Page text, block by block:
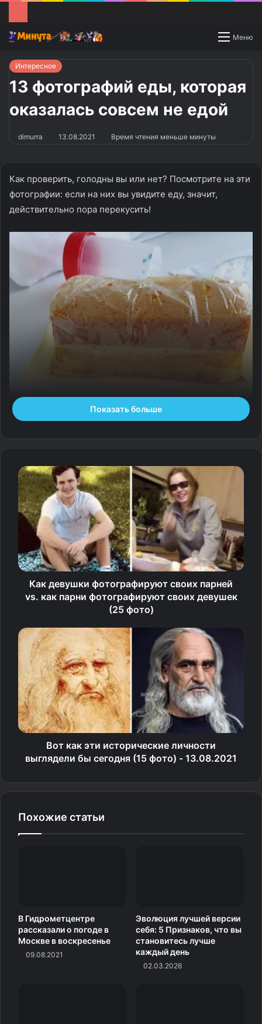
Меню
Switch
Интересное
13 фотографий еды, которая
оказалась совсем не едой
dimurra 13.08.2021 Время чтения меньше минуты
Как проверить, голодны вы или нет? Посмотрите на эти
фотографии: если на них вы увидите еду, значит,
действительно пора перекусить!
1. «Медсестра оставила это на моей кровати. Оказалось,
это губка, чтобы помыться в душе перед операцией»
Показать больше
Как девушки фотографируют своих парней
vs. как парни фотографируют своих девушек
(25 фото)
Вот как эти исторические личности
выглядели бы сегодня (15 фото) - 13.08.2021
Похожие статьи
В Гидрометцентре
рассказали о погоде в
Москве в воскресенье
09.08.2021
Эволюция лучшей версии
себя: 5 Признаков, что вы
становитесь лучше
каждый день
02.03.2026